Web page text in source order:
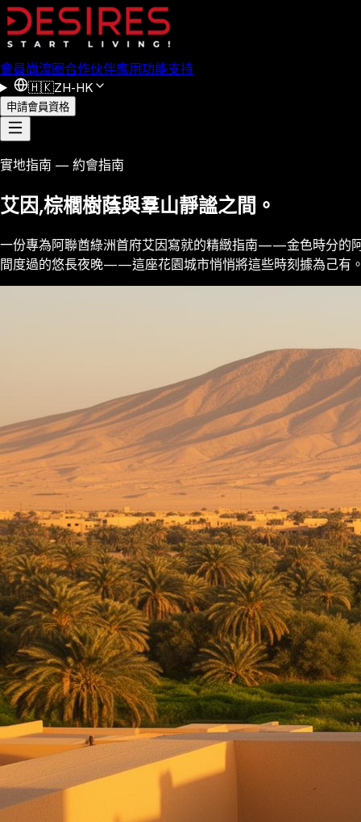
會員尚流圈合作伙伴應用功能支持
🇭🇰ZH-HK
申請會員資格
實地指南 — 約會指南
艾因,棕櫚樹蔭與羣山靜謐之間。
一份專為阿聯酋綠洲首府艾因寫就的精緻指南——金色時分的
間度過的悠長夜晚——這座花園城市悄悄將這些時刻據為己有